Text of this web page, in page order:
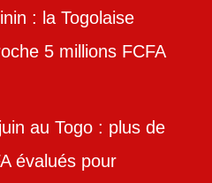
: la Togolaise
5 millions FCFA
au Togo : plus de
évalués pour